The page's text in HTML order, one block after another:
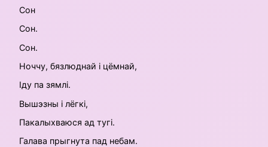
Сон
Сон.
Сон.
Ноччу, бязлюднай і цёмнай,
Іду па зямлі.
Вышэзны і лёгкі,
Пакалыхваюся ад тугі.
Галава прыгнута пад небам.